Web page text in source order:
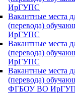
ИрГУПС
Вакантные места
(перевода)
ИрГУПС
Вакантные места
(перевода)
ИрГУПС
Вакантные места
(перевода)
ФГБОУ ВО